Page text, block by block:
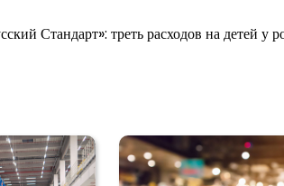
Стандарт»: треть расходов на детей у